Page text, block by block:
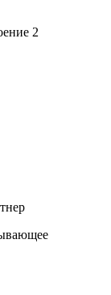
2